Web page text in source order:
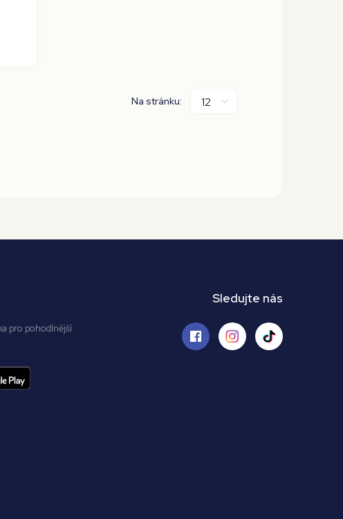
Na stránku:
pro pohodlnější
Sledujte nás